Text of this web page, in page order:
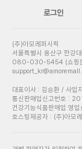
로그인
(주)아모레퍼시픽
서울특별시 용산구 한강
080-030-5454 (쇼핑
대표이사 : 김승환 / 사
통신판매업신고번호 :
건강기능식품판매업 영
호스팅제공자 : (주)아모